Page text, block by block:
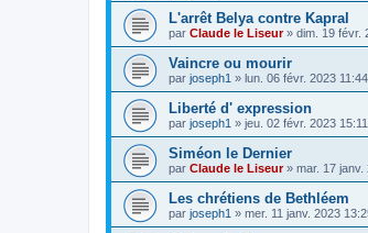
L'arrêt Belya contre Kapral
par Claude le Liseur» dim. 19 févr.
Vaincre ou mourir
par joseph1 » lun. 06 févr. 2023 11:44
Liberté d' expression
par joseph1 » jeu. 02 févr. 2023 15:11
Siméon le Dernier
par Claude le Liseur» mar. 17 janv.
Les chrétiens de Bethléem
par joseph1 » mer. 11 janv. 2023